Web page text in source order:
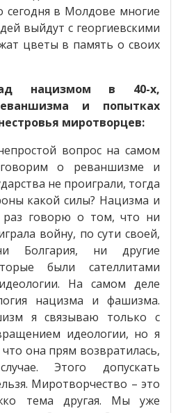
сегодня в Молдове многие
выйдут с георгиевскими
цветы в память о своих
нацизмом в 40-х,
и попытках
миротворцев:
вопрос на самом
о реваншизме и
не проиграли, тогда
какой силы? Нацизма и
говорю о том, что ни
войну, по сути своей,
Болгария, ни другие
были сателлитами
На самом деле
нацизма и фашизма.
я связываю только с
идеологии, но я
она прям возвратилась,
Этого допускать
Миротворчество – это
тема другая. Мы уже